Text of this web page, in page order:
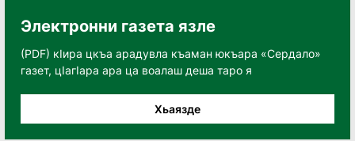
Электронни газета язле
(PDF) кӀира цкъа арадувла къаман юкъара «Сердало»
газет, цӀагӀара ара ца воалаш деша таро я
Хьаязде